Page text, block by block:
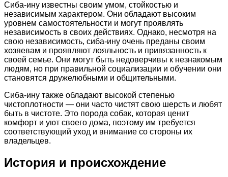
Сиба-ину известны своим умом, стойкостью и
независимым характером. Они обладают высоким
уровнем самостоятельности и могут проявлять
независимость в своих действиях. Однако, несмотря на
свою независимость, сиба-ину очень преданы своим
хозяевам и проявляют лояльность и привязанность к
своей семье. Они могут быть недоверчивы к незнакомым
людям, но при правильной социализации и обучении они
становятся дружелюбными и общительными.
Сиба-ину также обладают высокой степенью
чистоплотности — они часто чистят свою шерсть и любят
быть в чистоте. Это порода собак, которая ценит
комфорт и уют своего дома, поэтому им требуется
соответствующий уход и внимание со стороны их
владельцев.
История и происхождение